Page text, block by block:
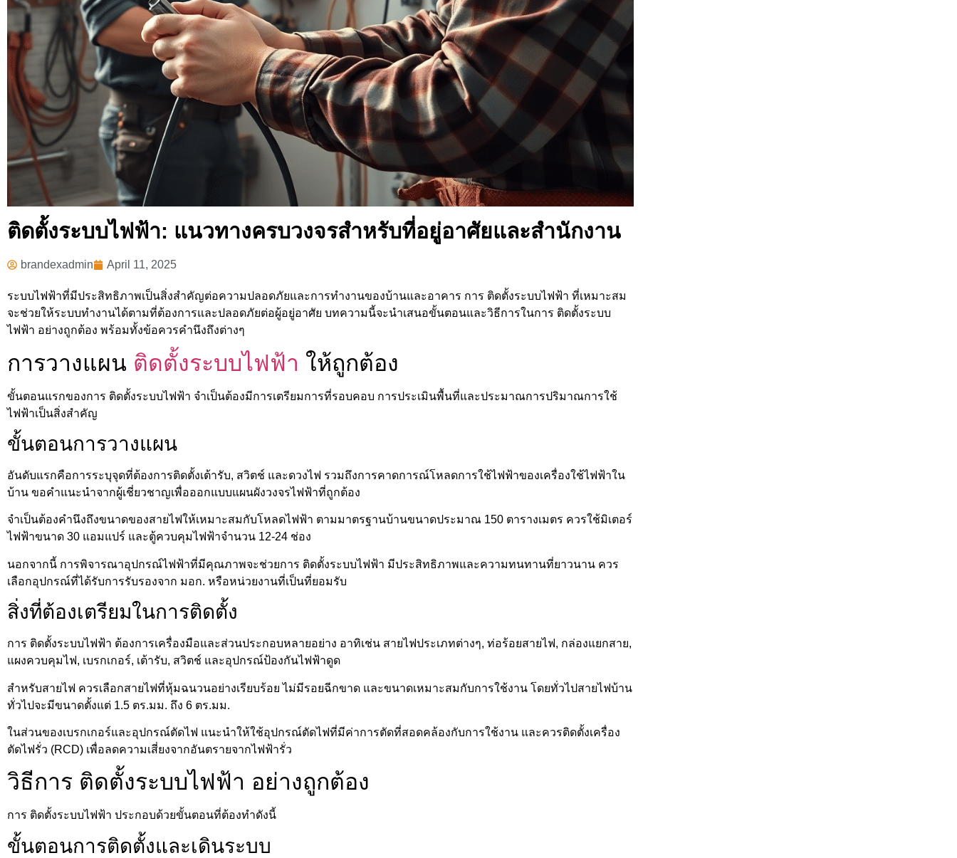
ติดตั้งระบบไฟฟ้า: แนวทางครบวงจรสำหรับที่อยู่อาศัยและสำนักงาน
brandexadmin April 11, 2025
ระบบไฟฟ้าที่มีประสิทธิภาพเป็นสิ่งสำคัญต่อความปลอดภัยและการทำงานของบ้านและอาคาร การ ติดตั้งระบบไฟฟ้า ที่เหมาะสม
จะช่วยให้ระบบทำงานได้ตามที่ต้องการและปลอดภัยต่อผู้อยู่อาศัย บทความนี้จะนำเสนอขั้นตอนและวิธีการในการ ติดตั้งระบบ
ไฟฟ้า อย่างถูกต้อง พร้อมทั้งข้อควรคำนึงถึงต่างๆ
การวางแผน ติดตั้งระบบไฟฟ้า ให้ถูกต้อง
ขั้นตอนแรกของการ ติดตั้งระบบไฟฟ้า จำเป็นต้องมีการเตรียมการที่รอบคอบ การประเมินพื้นที่และประมาณการปริมาณการใช้
ไฟฟ้าเป็นสิ่งสำคัญ
ขั้นตอนการวางแผน
อันดับแรกคือการระบุจุดที่ต้องการติดตั้งเต้ารับ, สวิตช์ และดวงไฟ รวมถึงการคาดการณ์โหลดการใช้ไฟฟ้าของเครื่องใช้ไฟฟ้าใน
บ้าน ขอคำแนะนำจากผู้เชี่ยวชาญเพื่อออกแบบแผนผังวงจรไฟฟ้าที่ถูกต้อง
จำเป็นต้องคำนึงถึงขนาดของสายไฟให้เหมาะสมกับโหลดไฟฟ้า ตามมาตรฐานบ้านขนาดประมาณ 150 ตารางเมตร ควรใช้มิเตอร์
ไฟฟ้าขนาด 30 แอมแปร์ และตู้ควบคุมไฟฟ้าจำนวน 12-24 ช่อง
นอกจากนี้ การพิจารณาอุปกรณ์ไฟฟ้าที่มีคุณภาพจะช่วยการ ติดตั้งระบบไฟฟ้า มีประสิทธิภาพและความทนทานที่ยาวนาน ควร
เลือกอุปกรณ์ที่ได้รับการรับรองจาก มอก. หรือหน่วยงานที่เป็นที่ยอมรับ
สิ่งที่ต้องเตรียมในการติดตั้ง
การ ติดตั้งระบบไฟฟ้า ต้องการเครื่องมือและส่วนประกอบหลายอย่าง อาทิเช่น สายไฟประเภทต่างๆ, ท่อร้อยสายไฟ, กล่องแยกสาย,
แผงควบคุมไฟ, เบรกเกอร์, เต้ารับ, สวิตช์ และอุปกรณ์ป้องกันไฟฟ้าดูด
สำหรับสายไฟ ควรเลือกสายไฟที่หุ้มฉนวนอย่างเรียบร้อย ไม่มีรอยฉีกขาด และขนาดเหมาะสมกับการใช้งาน โดยทั่วไปสายไฟบ้าน
ทั่วไปจะมีขนาดตั้งแต่ 1.5 ตร.มม. ถึง 6 ตร.มม.
ในส่วนของเบรกเกอร์และอุปกรณ์ตัดไฟ แนะนำให้ใช้อุปกรณ์ตัดไฟที่มีค่าการตัดที่สอดคล้องกับการใช้งาน และควรติดตั้งเครื่อง
ตัดไฟรั่ว (RCD) เพื่อลดความเสี่ยงจากอันตรายจากไฟฟ้ารั่ว
วิธีการ ติดตั้งระบบไฟฟ้า อย่างถูกต้อง
การ ติดตั้งระบบไฟฟ้า ประกอบด้วยขั้นตอนที่ต้องทำดังนี้
ขั้นตอนการติดตั้งและเดินระบบ